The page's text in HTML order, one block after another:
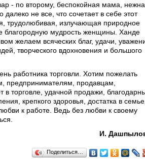
- по второму, беспокойная мама,
не все, что сочетает в себе этот
трудолюбивая, излучающая природное
благородную мудрость женщины. Ханде
желаем всяческих благ, удачи,
творческого вдохновения и большого
работника торговли. Хотим пожелать
предпринимателям, продавцам,
торговле, удачной продажи,
крепкого здоровья, достатка в семье,
к работе. Ведь без любви к своему
И.
Поделиться…